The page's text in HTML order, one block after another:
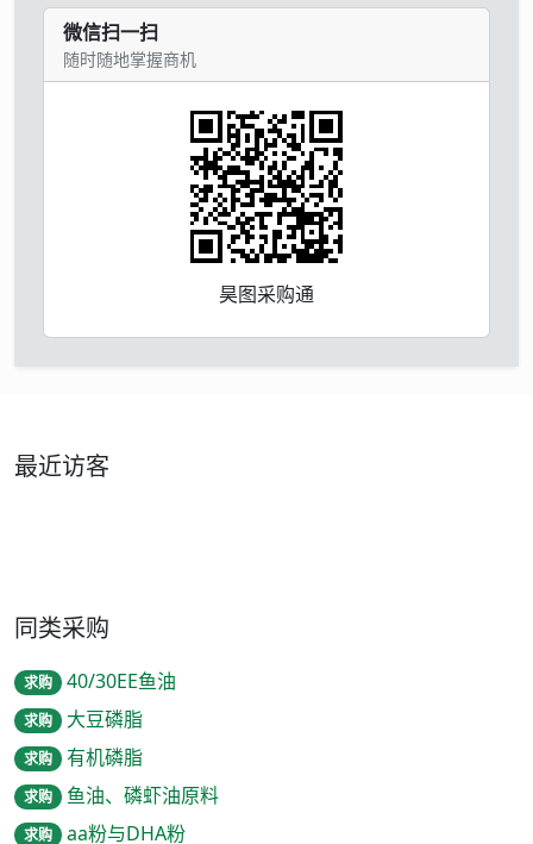
微信扫一扫
随时随地掌握商机
昊图采购通
最近访客
同类采购
求购 40/30EE鱼油
求购 大豆磷脂
求购 有机磷脂
求购 鱼油、磷虾油原料
求购 aa粉与DHA粉